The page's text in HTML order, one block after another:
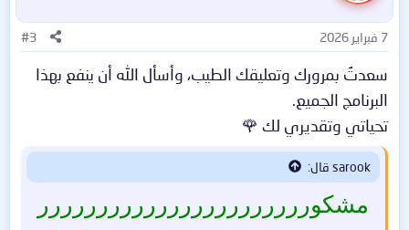
ا
ت 7 فبراير 2026 #3
سعدتُ بمرورك وتعليقك الطيب، وأسأل الله أن ينفع بهذا
البرنامج الجميع.
تحياتي وتقديري لك 🌹
sarook قال:
مشكوررررررررررررررررررررررر